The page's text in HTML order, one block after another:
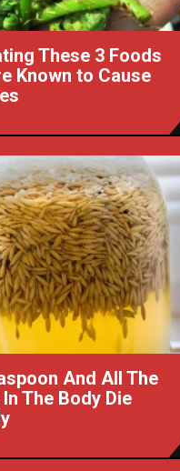
These 3 Foods
Known to Cause
And All The
The Body Die